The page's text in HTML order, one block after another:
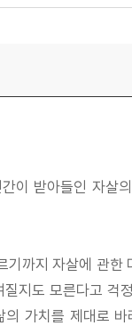
이 받아들인 자살
까지 자살에 관한
지도 모른다고 걱
가치를 제대로